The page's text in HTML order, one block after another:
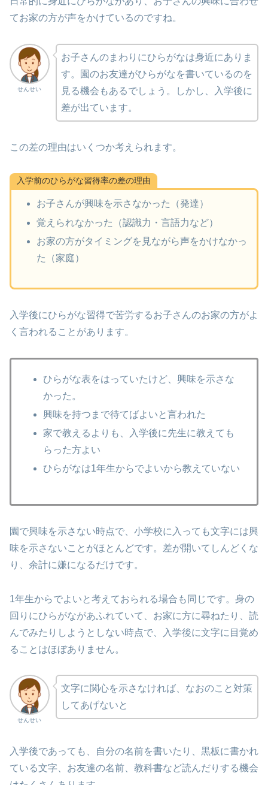
てお家の方が声をかけているのですね。
せんせい
お子さんのまわりにひらがなは身近にありま
す。園のお友達がひらがなを書いているのを
見る機会もあるでしょう。しかし、入学後に
差が出ています。
この差の理由はいくつか考えられます。
入学前のひらがな習得率の差の理由
お子さんが興味を示さなかった（発達）
覚えられなかった（認識力・言語力など）
お家の方がタイミングを見ながら声をかけなかっ
た（家庭）
入学後にひらがな習得で苦労するお子さんのお家の方がよ
く言われることがあります。
ひらがな表をはっていたけど、興味を示さな
かった。
興味を持つまで待てばよいと言われた
家で教えるよりも、入学後に先生に教えても
らった方よい
ひらがなは1年生からでよいから教えていない
園で興味を示さない時点で、小学校に入っても文字には興
味を示さないことがほとんどです。差が開いてしんどくな
り、余計に嫌になるだけです。
1年生からでよいと考えておられる場合も同じです。身の
回りにひらがながあふれていて、お家に方に尋ねたり、読
んでみたりしようとしない時点で、入学後に文字に目覚め
ることはほぼありません。
せんせい
文字に関心を示さなければ、なおのこと対策
してあげないと
入学後であっても、自分の名前を書いたり、黒板に書かれ
ている文字、お友達の名前、教科書など読んだりする機会